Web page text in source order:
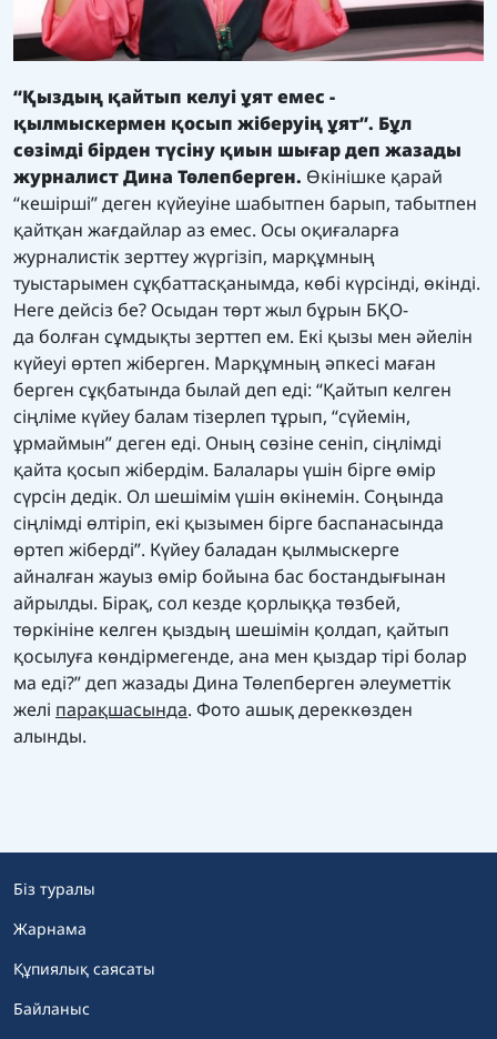
“Қыздың қайтып келуі ұят емес -
қылмыскермен қосып жіберуің ұят”. Бұл
сөзімді бірден түсіну қиын шығардеп жазады
журналист Дина Төлепберген. Өкінішке қарай
“кешірші” деген күйеуіне шабытпен барып, табытпен
қайтқан жағдайлар аз емес. Осы оқиғаларға
журналистік зерттеу жүргізіп, марқұмның
туыстарымен сұқбаттасқанымда, көбі күрсінді, өкінді.
Неге дейсіз бе? Осыдан төрт жыл бұрын БҚО-
да болған сұмдықты зерттеп ем. Екі қызы мен әйелін
күйеуі өртеп жіберген. Марқұмның әпкесі маған
берген сұқбатында былай деп еді: “Қайтып келген
сіңліме күйеу балам тізерлеп тұрып, “сүйемін,
ұрмаймын” деген еді. Оның сөзіне сеніп, сіңлімді
қайта қосып жібердім. Балалары үшін бірге өмір
сүрсін дедік. Ол шешімім үшін өкінемін. Соңында
сіңлімді өлтіріп, екі қызымен бірге баспанасында
өртеп жіберді”. Күйеу баладан қылмыскерге
айналған жауыз өмір бойына бас бостандығынан
айрылды. Бірақ, сол кезде қорлыққа төзбей,
төркініне келген қыздың шешімін қолдап, қайтып
қосылуға көндірмегенде, ана мен қыздар тірі болар
ма еді?” деп жазады Дина Төлепберген әлеуметтік
желі парақшасында. Фото ашық дереккөзден
алынды.
Біз туралы
Жарнама
Құпиялық саясаты
Байланыс